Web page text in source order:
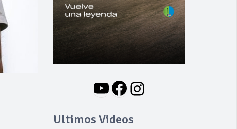
YouTube
Facebook
Instagram
Ultimos Videos